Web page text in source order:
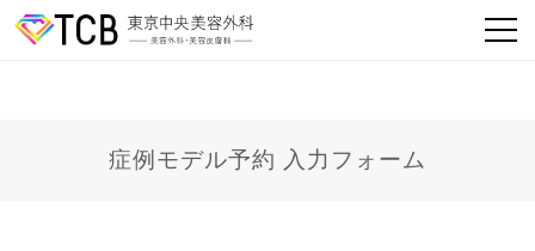
症例モデル予約 入力フォーム